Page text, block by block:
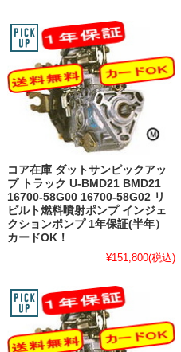
コア在庫 ダットサンピックアッ
プ トラック U-BMD21 BMD21
16700-58G00 16700-58G02 リ
ビルト燃料噴射ポンプ インジェ
クションポンプ 1年保証(半年）
カードOK！
¥151,800(税込)